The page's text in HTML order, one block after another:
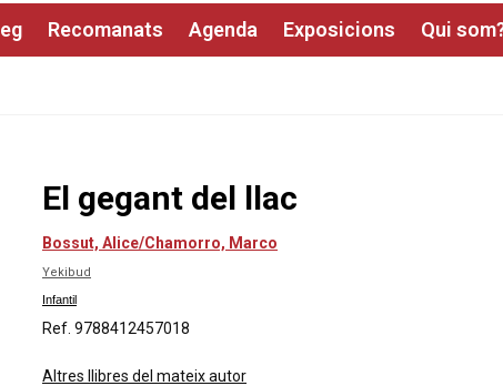
Recomanats Agenda Exposicions Qui
El gegant del llac
Bossut, Alice/Chamorro, Marco
Yekibud
Infantil
Ref. 9788412457018
Altres llibres del mateix autor